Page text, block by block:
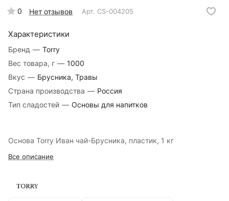
0 Нет отзывов Арт. CS-004205
Характеристики
Бренд — Torry
Вес товара, г — 1000
Вкус — Брусника, Травы
Страна производства — Россия
Тип сладостей — Основы для напитков
Основа Torry Иван чай-Брусника, пластик, 1 кг
Все описание